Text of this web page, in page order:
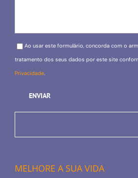
Please leave this field empty.
Ao usar este formulário, concorda com o
tratamento dos seus dados por este site
Privacidade.
MELHORE A SUA VIDA